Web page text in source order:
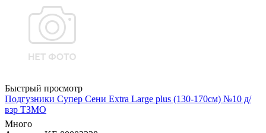
Быстрый просмотр
Подгузники Супер Сени Extra Large plus (130-170см) №10 д/
взр ТЗМО
Много